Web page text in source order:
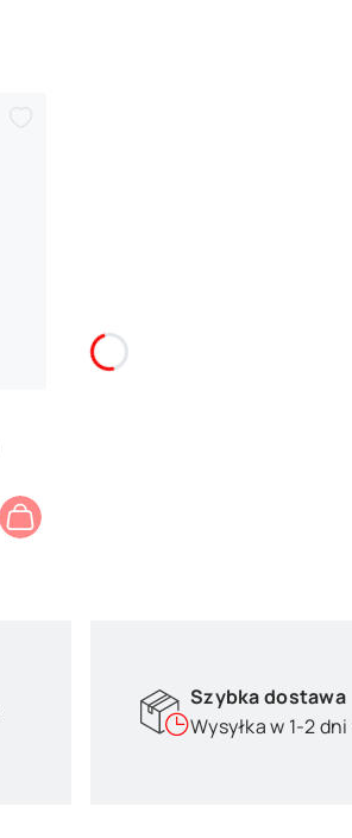
Szybka dostawa
Wysyłka w 1-2